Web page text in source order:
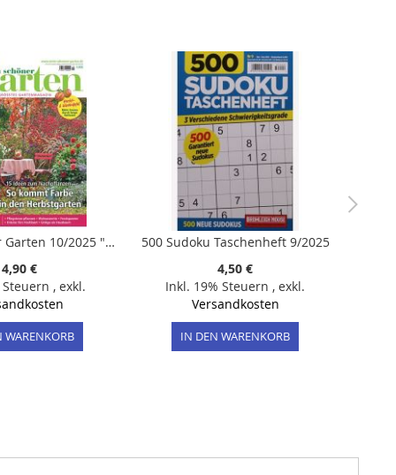
Mein schöner Garten 10/2025 "So kommt Farbe in den Herbstgarten"
4,90 €
, exkl.
WARENKORB
500 Sudoku Taschenheft 9/2025
4,50 €
Inkl. 19% Steuern , exkl.
Versandkosten
IN DEN WARENKORB